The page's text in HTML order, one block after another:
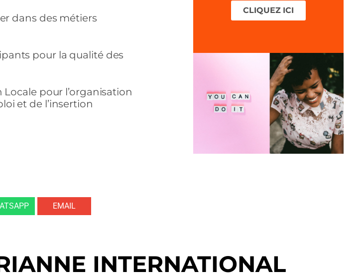
dans des métiers
pour la qualité des
pour l’organisation
et de l’insertion
EMAIL
CLIQUEZ ICI
INTERNATIONAL